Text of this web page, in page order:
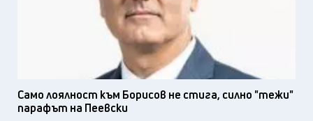
Само лоялност към Борисов не стига, силно "тежи"
парафът на Пеевски